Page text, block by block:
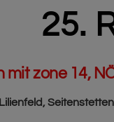
25.
mit zone 14,